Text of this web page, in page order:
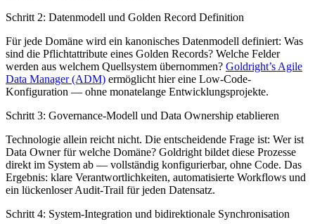
Schritt 2: Datenmodell und Golden Record Definition
Für jede Domäne wird ein kanonisches Datenmodell definiert: Was
sind die Pflichtattribute eines Golden Records? Welche Felder
werden aus welchem Quellsystem übernommen? Goldright’s Agile
Data Manager (ADM) ermöglicht hier eine Low-Code-
Konfiguration — ohne monatelange Entwicklungsprojekte.
Schritt 3: Governance-Modell und Data Ownership etablieren
Technologie allein reicht nicht. Die entscheidende Frage ist: Wer ist
Data Owner für welche Domäne? Goldright bildet diese Prozesse
direkt im System ab — vollständig konfigurierbar, ohne Code. Das
Ergebnis: klare Verantwortlichkeiten, automatisierte Workflows und
ein lückenloser Audit-Trail für jeden Datensatz.
Schritt 4: System-Integration und bidirektionale Synchronisation